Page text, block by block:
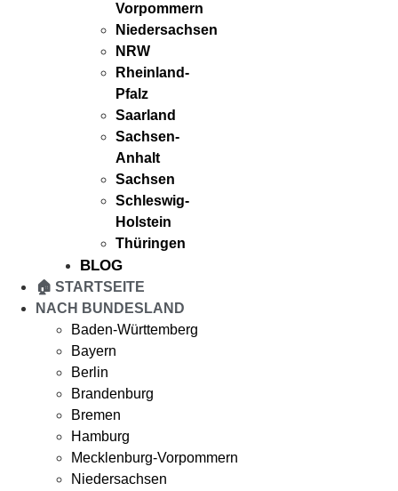
Vorpommern
Niedersachsen
NRW
Rheinland-
Pfalz
Saarland
Sachsen-
Anhalt
Sachsen
Schleswig-
Holstein
Thüringen
BLOG
🏠 STARTSEITE
NACH BUNDESLAND
Baden-Württemberg
Bayern
Berlin
Brandenburg
Bremen
Hamburg
Mecklenburg-Vorpommern
Niedersachsen